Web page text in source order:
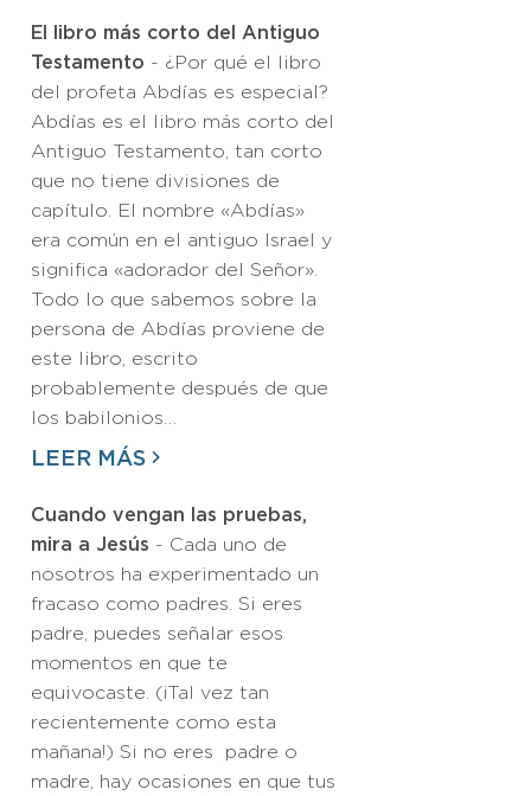
El libro más corto del Antiguo
Testamento - ¿Por qué el libro
del profeta Abdías es especial?
Abdías es el libro más corto del
Antiguo Testamento, tan corto
que no tiene divisiones de
capítulo. El nombre «Abdías»
era común en el antiguo Israel y
significa «adorador del Señor».
Todo lo que sabemos sobre la
persona de Abdías proviene de
este libro, escrito
probablemente después de que
los babilonios…
LEER MÁS
Cuando vengan las pruebas,
mira a Jesús - Cada uno de
nosotros ha experimentado un
fracaso como padres. Si eres
padre, puedes señalar esos
momentos en que te
equivocaste. (¡Tal vez tan
recientemente como esta
mañana!) Si no eres padre o
madre, hay ocasiones en que tus